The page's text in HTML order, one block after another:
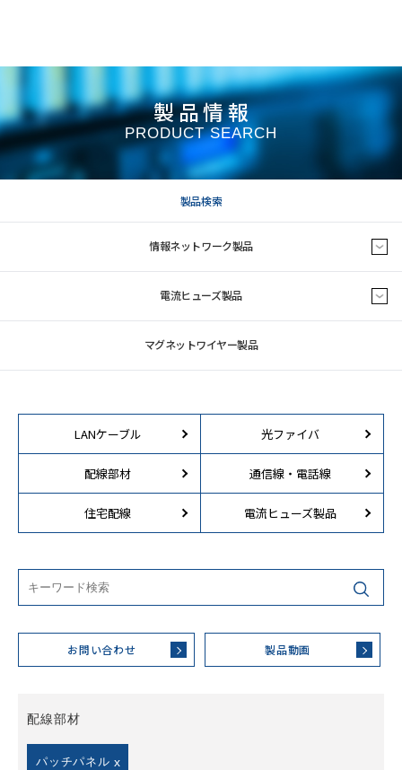
製品情報
PRODUCT SEARCH
製品検索
情報ネットワーク製品
電流ヒューズ製品
マグネットワイヤー製品
LANケーブル 光ファイバ
配線部材 通信線・電話線
住宅配線 電流ヒューズ製品
お問い合わせ 製品動画
配線部材
パッチパネル